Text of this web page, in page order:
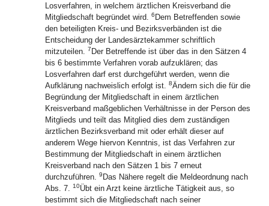
Losverfahren, in welchem ärztlichen Kreisverband die
Mitgliedschaft begründet wird. 6 Dem Betreffenden sowie
den beteiligten Kreis- und Bezirksverbänden ist die
Entscheidung der Landesärztekammer schriftlich
mitzuteilen. 7 Der Betreffende ist über das in den Sätzen 4
bis 6 bestimmte Verfahren vorab aufzuklären; das
Losverfahren darf erst durchgeführt werden, wenn die
Aufklärung nachweislich erfolgt ist. 8Ändern sich die für die
Begründung der Mitgliedschaft in einem ärztlichen
Kreisverband maßgeblichen Verhältnisse in der Person des
Mitglieds und teilt das Mitglied dies dem zuständigen
ärztlichen Bezirksverband mit oder erhält dieser auf
anderem Wege hiervon Kenntnis, ist das Verfahren zur
Bestimmung der Mitgliedschaft in einem ärztlichen
Kreisverband nach den Sätzen 1 bis 7 erneut
durchzuführen. 9 Das Nähere regelt die Meldeordnung nach
Abs. 7. 10Übt ein Arzt keine ärztliche Tätigkeit aus, so
bestimmt sich die Mitgliedschaft nach seiner